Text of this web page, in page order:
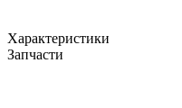
Характеристики
Запчасти